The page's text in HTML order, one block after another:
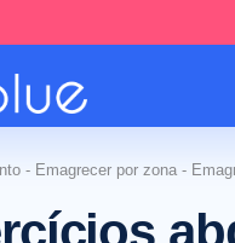
- Emagrecer por zona -